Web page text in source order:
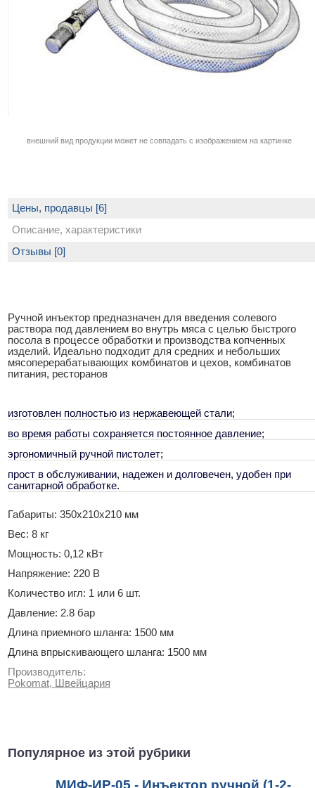
внешний вид продукции может не совпадать с изображением на картинке
Цены, продавцы [6]
Описание, характеристики
Ручной инъектор предназначен для введения солевого
раствора под давлением во внутрь мяса с целью быстрого
посола в процессе обработки и производства копченных
изделий. Идеально подходит для средних и небольших
мясоперерабатывающих комбинатов и цехов, комбинатов
питания, ресторанов
изготовлен полностью из нержавеющей стали;
во время работы сохраняется постоянное давление;
эргономичный ручной пистолет;
прост в обслуживании, надежен и долговечен, удобен при
санитарной обработке.
Габариты: 350х210х210 мм
Вес: 8 кг
Мощность: 0,12 кВт
Напряжение: 220 В
Количество игл: 1 или 6 шт.
Давление: 2.8 бар
Длина приемного шланга: 1500 мм
Длина впрыскивающего шланга: 1500 мм
Производитель:
Pokomat, Швейцария
Отзывы [0]
Популярное из этой рубрики
МИФ-ИР-05 - Инъектор ручной (1-2-